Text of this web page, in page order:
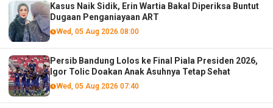
Kasus Naik Sidik, Erin Wartia Bakal Diperiksa Buntut
Dugaan Penganiayaan ART
Wed, 05 Aug 2026 08:00
Persib Bandung Lolos ke Final Piala Presiden 2026,
Igor Tolic Doakan Anak Asuhnya Tetap Sehat
Wed, 05 Aug 2026 07:40